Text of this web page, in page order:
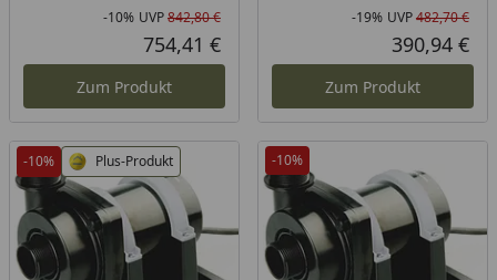
Rabatt in Prozent
-10%
Ursprünglicher Preis
UVP842,80 €
Aktueller Preis
754,41 €
Zum Produkt
-19% UVP482,70 €
390,94 €
Zum Produkt
-10% Plus-Produkt -10%